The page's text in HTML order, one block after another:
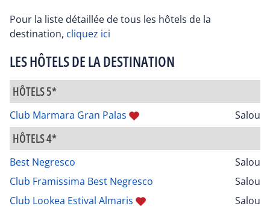
Pour la liste détaillée de tous les hôtels de la
destination, cliquez ici
LES HÔTELS DE LA DESTINATION
HÔTELS 5*
Club Marmara Gran Palas Salou
HÔTELS 4*
Best Negresco
Salou
Club Framissima Best Negresco
Salou
Club Lookea Estival Almaris
Salou